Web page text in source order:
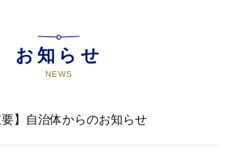
お知らせ
NEWS
要】自治体からのお知らせ